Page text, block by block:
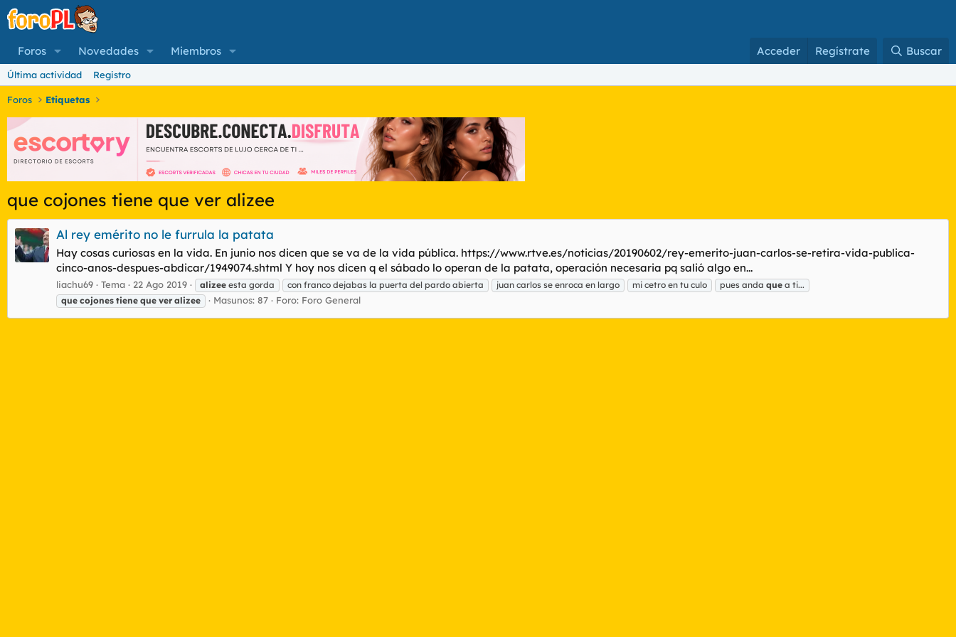
Foros Novedades Miembros Acceder Regístrate Buscar
Última actividad Registro
Foros Etiquetas
que cojones tiene que ver alizee
Al rey emérito no le furrula la patata
Hay cosas curiosas en la vida. En junio nos dicen que se va de la vida pública. https://www.rtve.es/noticias/20190602/rey-emerito-juan-carlos-se-retira-vida-publica-
cinco-anos-despues-abdicar/1949074.shtml Y hoy nos dicen q el sábado lo operan de la patata, operación necesaria pq salió algo en...
liachu69 Tema 22 Ago 2019 alizee esta gorda con franco dejabas la puerta del pardo abierta juan carlos se enroca en largo mi cetro en tu culo pues anda que a ti...
que cojones tiene que ver alizee Masunos: 87 Foro: Foro General